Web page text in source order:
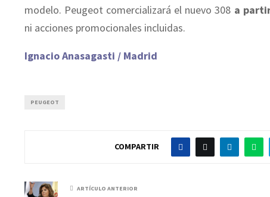
modelo. Peugeot comercializará el nuevo 308 a
ni acciones promocionales incluidas.
Ignacio Anasagasti / Madrid
PEUGEOT
COMPARTIR
ARTÍCULO ANTERIOR